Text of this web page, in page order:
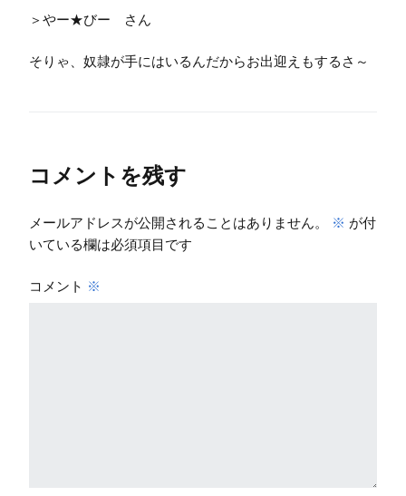
＞やー★びー さん
そりゃ、奴隷が手にはいるんだからお出迎えもするさ～
コメントを残す
メールアドレスが公開されることはありません。 ※ が付
いている欄は必須項目です
コメント ※